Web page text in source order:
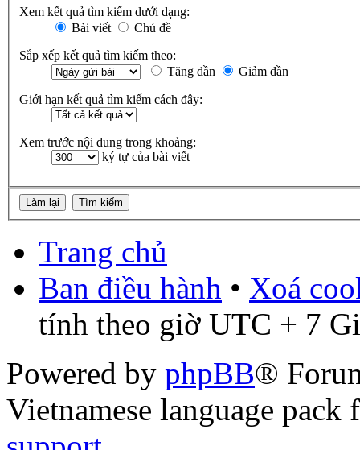
Xem kết quả tìm kiếm dưới dạng:
Bài viết
Chủ đề
Sắp xếp kết quả tìm kiếm theo:
Tăng dần
Giảm dần
Giới hạn kết quả tìm kiếm cách đây:
Xem trước nội dung trong khoảng:
ký tự của bài viết
Trang chủ
Ban điều hành • Xoá
tính theo giờ UTC + 7
Powered by phpBB®
Vietnamese language